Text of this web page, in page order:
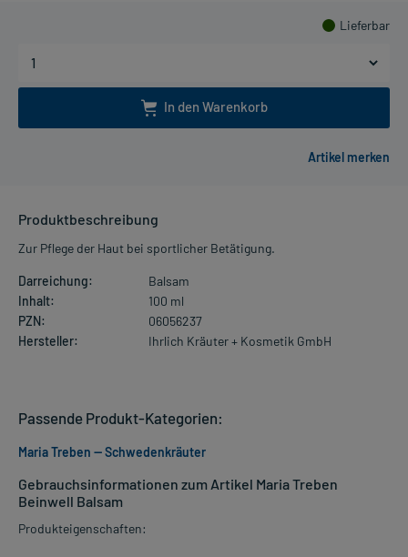
Lieferbar
In den Warenkorb
Produktbeschreibung
Zur Pflege der Haut bei sportlicher Betätigung.
Darreichung:
Balsam
Inhalt:
100 ml
PZN:
06056237
Hersteller:
Ihrlich Kräuter + Kosmetik GmbH
Gebrauchsinformationen zum Artikel Maria Treben
Beinwell Balsam
Produkteigenschaften:
Passende Produkt-Kategorien:
Maria Treben — Schwedenkräuter